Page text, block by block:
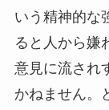
いう精神的な
ると人から嫌
意見に流され
かねません。